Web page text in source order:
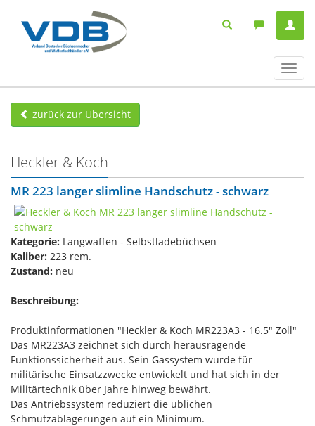
ein-/
zurück zur Übersicht
Heckler & Koch
MR 223 langer slimline Handschutz - schwarz
Kategorie: Langwaffen - Selbstladebüchsen
Kaliber: 223 rem.
Zustand: neu
Beschreibung:
Produktinformationen "Heckler & Koch MR223A3 - 16.5" Zoll"
Das MR223A3 zeichnet sich durch herausragende
Funktionssicherheit aus. Sein Gassystem wurde für
militärische Einsatzzwecke entwickelt und hat sich in der
Militärtechnik über Jahre hinweg bewährt.
Das Antriebssystem reduziert die üblichen
Schmutzablagerungen auf ein Minimum.